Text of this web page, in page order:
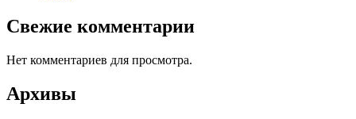
Свежие комментарии
Нет комментариев для просмотра.
Архивы